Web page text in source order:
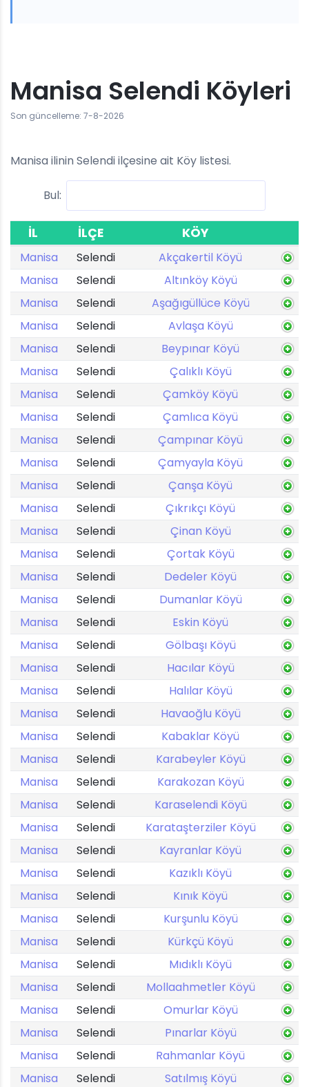
Manisa Selendi Köyleri
Son güncelleme: 7-8-2026
Manisa ilinin Selendi ilçesine ait Köy listesi.
Bul:
İL İLÇE KÖY
Manisa Selendi
Akçakertil Köyü
Manisa
Selendi
Altınköy Köyü
Manisa
Selendi
Aşağıgüllüce Köyü
Manisa
Selendi
Avlaşa Köyü
Manisa
Selendi
Beypınar Köyü
Manisa
Selendi
Çalıklı Köyü
Manisa
Selendi
Çamköy Köyü
Manisa
Selendi
Çamlıca Köyü
Manisa
Selendi
Çampınar Köyü
Manisa
Selendi
Çamyayla Köyü
Manisa
Selendi
Çanşa Köyü
Manisa
Selendi
Çıkrıkçı Köyü
Manisa
Selendi
Çinan Köyü
Manisa
Selendi
Çortak Köyü
Manisa
Selendi
Dedeler Köyü
Manisa
Selendi
Dumanlar Köyü
Manisa
Selendi
Eskin Köyü
Manisa
Selendi
Gölbaşı Köyü
Manisa
Selendi
Hacılar Köyü
Manisa
Selendi
Halılar Köyü
Manisa
Selendi
Havaoğlu Köyü
Manisa
Selendi
Kabaklar Köyü
Manisa
Selendi
Karabeyler Köyü
Manisa
Selendi
Karakozan Köyü
Manisa
Selendi
Karaselendi Köyü
Manisa
Selendi
Karataşterziler Köyü
Manisa
Selendi
Kayranlar Köyü
Manisa
Selendi
Kazıklı Köyü
Manisa
Selendi
Kınık Köyü
Manisa
Selendi
Kurşunlu Köyü
Manisa
Selendi
Kürkçü Köyü
Manisa
Selendi
Mıdıklı Köyü
Manisa
Selendi
Mollaahmetler Köyü
Manisa
Selendi
Omurlar Köyü
Manisa
Selendi
Pınarlar Köyü
Manisa
Selendi
Rahmanlar Köyü
Manisa
Selendi
Satılmış Köyü